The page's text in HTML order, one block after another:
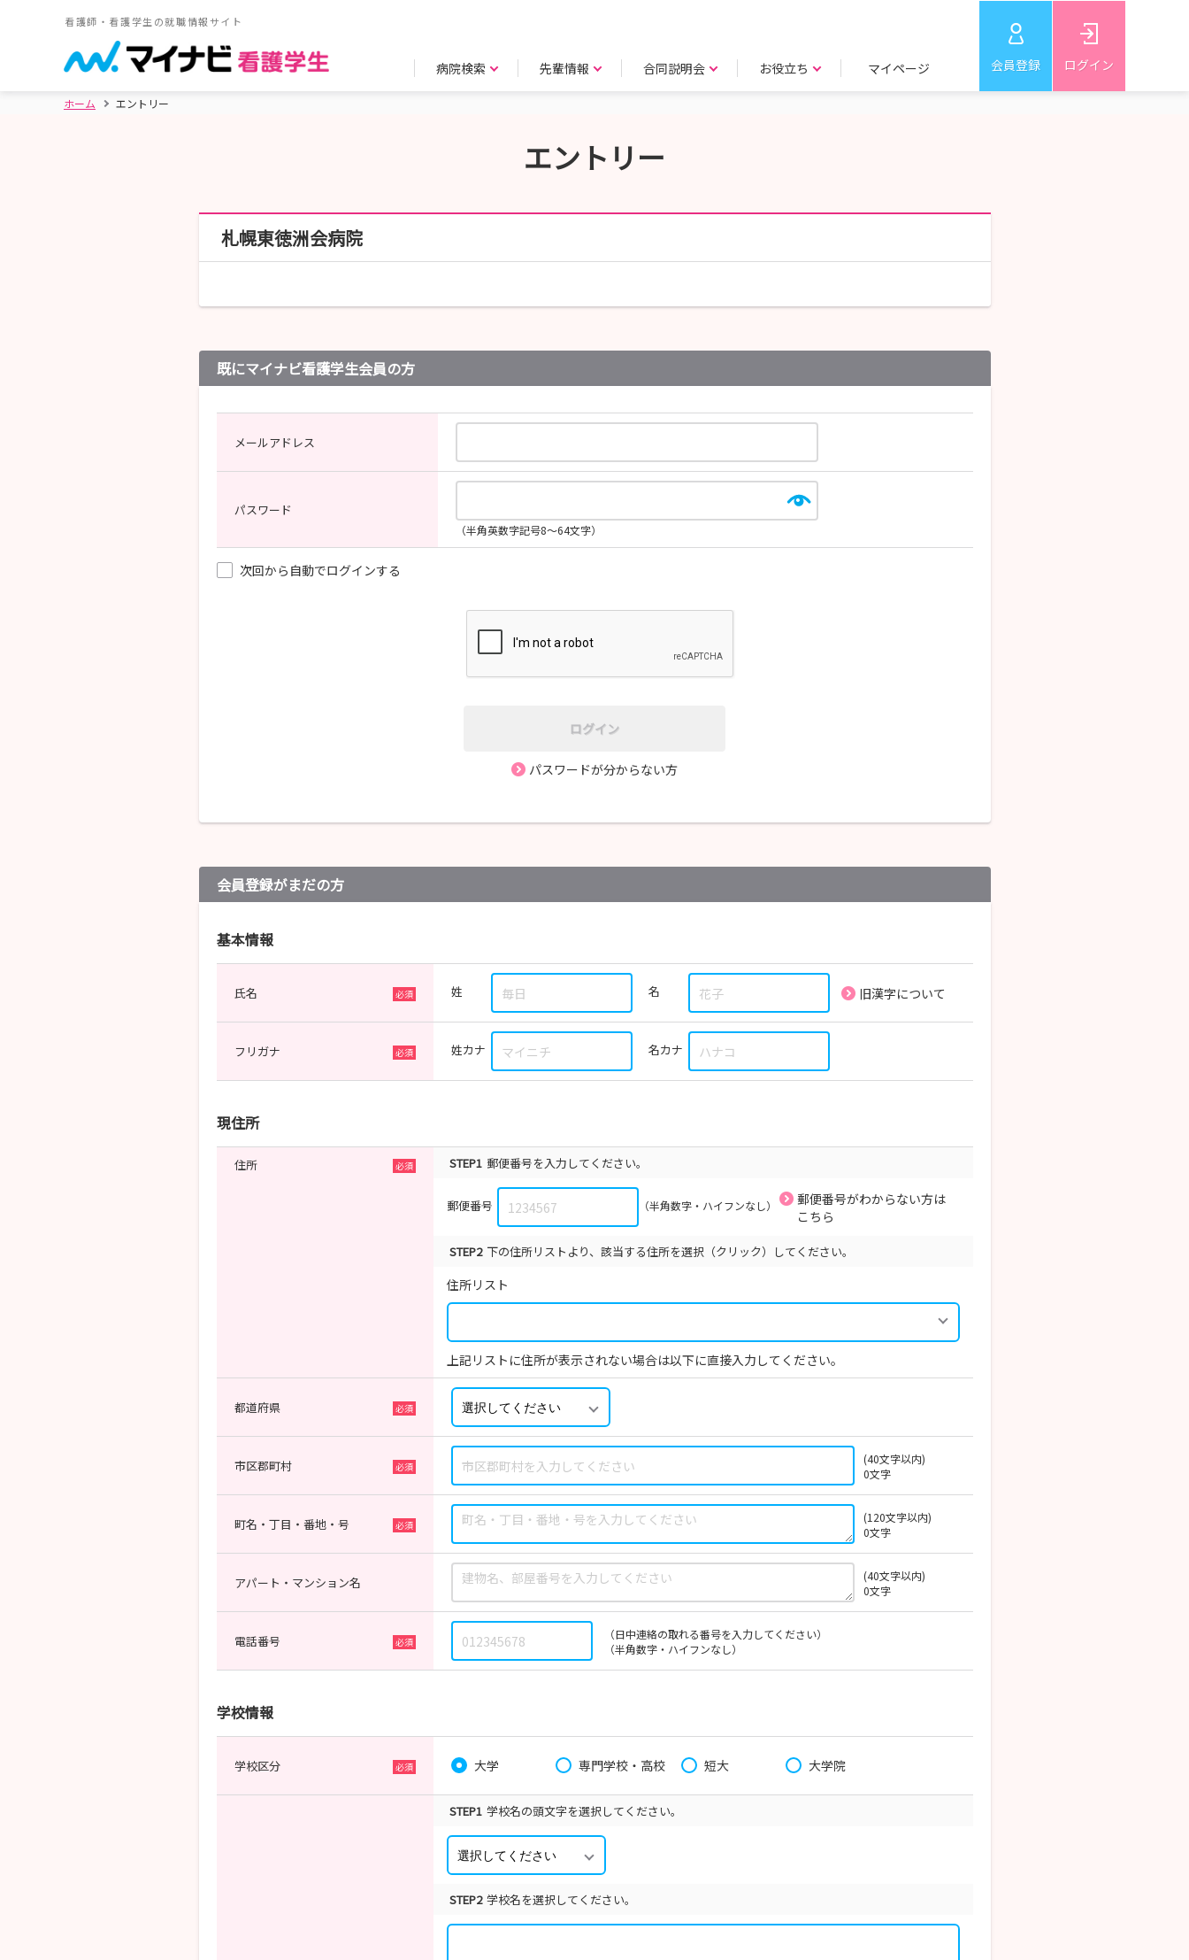
看護師・看護学生の就職情報サイト
病院検索 先輩情報 合同説明会 お役立ち マイページ 会員登録 ログイン
ホーム エントリー
エントリー
札幌東徳洲会病院
既にマイナビ看護学生会員の方
メールアドレス
パスワード
（半角英数字記号8～64文字）
次回から自動でログインする
ログイン
パスワードが分からない方
会員登録がまだの方
基本情報
氏名 姓 名 旧漢字について
フリガナ 姓カナ 名カナ
現住所
住所 STEP1 郵便番号を入力してください。
郵便番号 （半角数字・ハイフンなし）
郵便番号がわからない方は
こちら
STEP2 下の住所リストより、該当する住所を選択（クリック）してください。
住所リスト
上記リストに住所が表示されない場合は以下に直接入力してください。
都道府県
市区郡町村
(40文字以内)
0文字
町名・丁目・番地・号
(120文字以内)
0文字
アパート・マンション名
(40文字以内)
0文字
電話番号
（日中連絡の取れる番号を入力してください）
（半角数字・ハイフンなし）
学校情報
学校区分 大学 専門学校・高校 短大 大学院
STEP1 学校名の頭文字を選択してください。
STEP2 学校名を選択してください。